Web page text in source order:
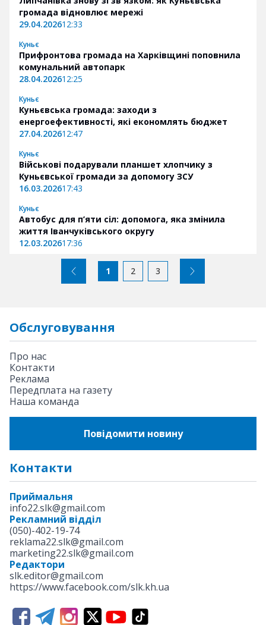
громада відновлює мережі
29.04.202612:33
Куньє
Прифронтова громада на Харківщині поповнила
комунальний автопарк
28.04.202612:25
Куньє
Куньєвська громада: заходи з
енергоефективності, які економлять бюджет
27.04.202612:47
Куньє
Військові подарували планшет хлопчику з
Куньєвської громади за допомогу ЗСУ
16.03.202617:43
Куньє
Автобус для п’яти сіл: допомога, яка змінила
життя Іванчуківського округу
12.03.202617:36
1 2 3
Обслуговування
Про нас
Контакти
Реклама
Передплата на газету
Наша команда
Повідомити новину
Контакти
Приймальня
info22.slk@gmail.com
Рекламний відділ
(050)-402-19-74
reklama22.slk@gmail.com
marketing22.slk@gmail.com
Редактори
slk.editor@gmail.com
https://www.facebook.com/slk.kh.ua